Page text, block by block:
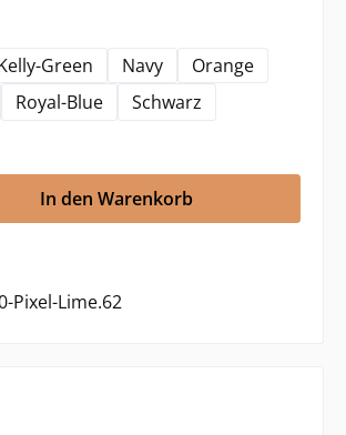
Green Navy
Orange
Royal-Blue
Schwarz
In den Warenkorb
Pixel-Lime.62